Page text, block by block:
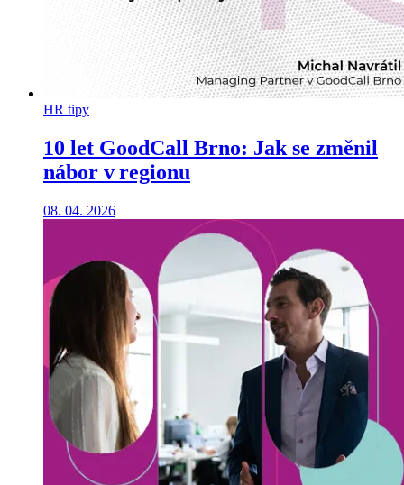
HR tipy
10 let GoodCall Brno: Jak se změnil
nábor v regionu
08. 04. 2026